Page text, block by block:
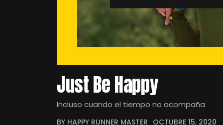
Just Be Happy
Incluso cuando el tiempo no acompaña
BY HAPPY RUNNER MASTER OCTUBRE 15, 2020